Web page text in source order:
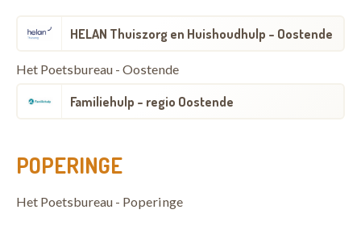
HELAN Thuiszorg en Huishoudhulp - Oostende
Het Poetsbureau - Oostende
Familiehulp - regio Oostende
POPERINGE
Het Poetsbureau - Poperinge